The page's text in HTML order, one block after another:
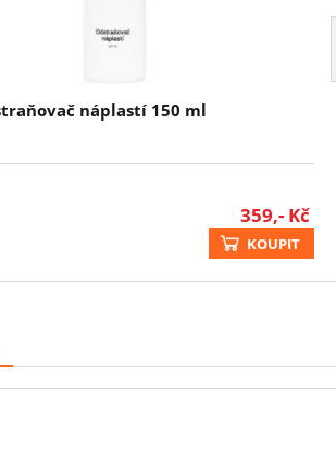
náplastí 150 ml
359,- Kč
KOUPIT